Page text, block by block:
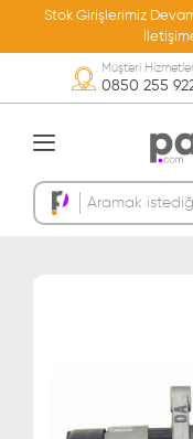
Stok Girişlerimiz
0850 255
Müşteri